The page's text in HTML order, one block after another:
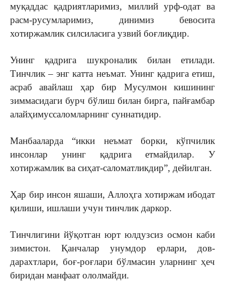
муқаддас қадриятларимиз, миллий урф-одат ва
расм-русумларимиз, динимиз бевосита
хотиржамлик силсиласига узвий боғлиқдир.
Унинг қадрига шукроналик билан етилади.
Тинчлик – энг катта неъмат. Унинг қадрига етиш,
асраб авайлаш ҳар бир Мусулмон кишининг
зиммасидаги бурч бўлиш билан бирга, пайғамбар
алайҳимуссаломларнинг суннатидир.
Манбааларда “икки неъмат борки, кўпчилик
инсонлар унинг қадрига етмайдилар. У
хотиржамлик ва сиҳат-саломатликдир”, дейилган.
Ҳар бир инсон яшаши, Аллоҳга хотиржам ибодат
қилиши, ишлаши учун тинчлик даркор.
Тинчлигини йўқотган юрт юлдузсиз осмон каби
зимистон. Қанчалар унумдор ерлари, дов-
дарахтлари, боғ-роғлари бўлмасин уларнинг ҳеч
биридан манфаат ололмайди.